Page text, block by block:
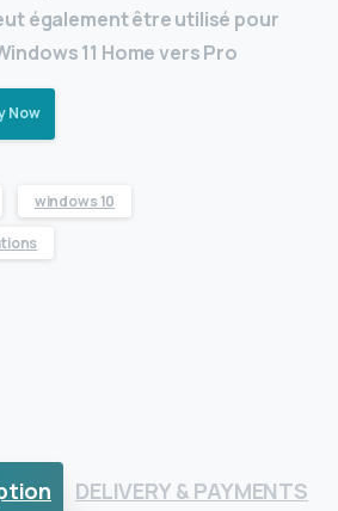
également être utilisé pour
11 Home vers Pro
Now
windows 10
DELIVERY & PAYMENTS